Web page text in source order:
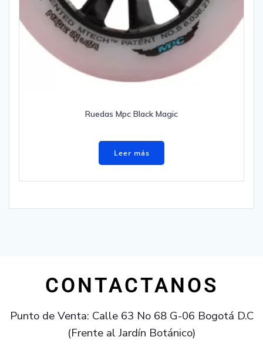
Ruedas Mpc Black Magic
Leer más
CONTACTANOS
Punto de Venta: Calle 63 No 68 G-06 Bogotá D.C
(Frente al Jardín Botánico)